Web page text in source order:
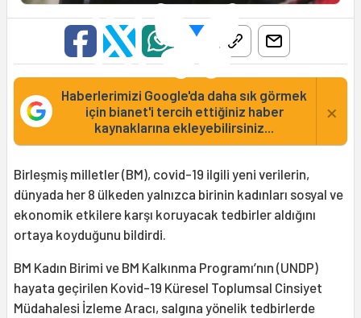
Haberlerimizi Google'da daha sık görmek
için bianet'i tercih ettiğiniz haber
kaynaklarına ekleyebilirsiniz...
×
Birleşmiş milletler (BM), covid-19 ilgili yeni verilerin,
dünyada her 8 ülkeden yalnızca birinin kadınları sosyal ve
ekonomik etkilere karşı koruyacak tedbirler aldığını
ortaya koyduğunu bildirdi.
BM Kadın Birimi ve BM Kalkınma Programı’nın (UNDP)
hayata geçirilen Kovid-19 Küresel Toplumsal Cinsiyet
Müdahalesi İzleme Aracı, salgına yönelik tedbirlerde